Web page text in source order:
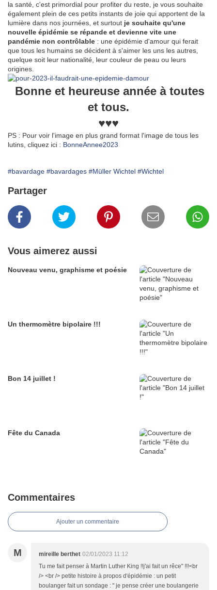
la santé, c'est primordial pour profiter du reste, je vous souhaite
également plein de ces petits instants de joie qui apportent de la
lumière dans nos journées, et surtout je souhaite qu'une
nouvelle épidémie se répande et devienne vite une
pandémie non contrôlable : une épidémie d'amour qui ferait
que tous les humains se décident à s'aimer les uns les autres,
quelque soit leur nationalité, leur couleur de peau ou leurs
origines.
Bonne et heureuse année à toutes
et tous.
♥♥♥
PS : Pour voir l'image en plus grand format l'image de tous les
lutins, cliquez ici : BonneAnnee2023
#bavardage #bavardages #Müller Wichtel #Wichtel
Partager
Vous aimerez aussi
Nouveau venu, graphisme et poésie
Un thermomètre bipolaire !!!
Bon 14 juillet !
Fête du Canada
Commentaires
Ajouter un commentaire
M mireille berthet 02/01/2023 11:12
Tu me fait penser à Martin Luther King !!j'ai fait un rêce" !!!<br
/> <br /> petite histoire à propos d'épidémie : un petit
boulanger fait un sondage : " je pense créer une boulangerie